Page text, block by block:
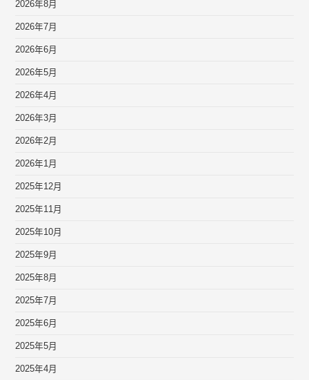
2026年8月
2026年7月
2026年6月
2026年5月
2026年4月
2026年3月
2026年2月
2026年1月
2025年12月
2025年11月
2025年10月
2025年9月
2025年8月
2025年7月
2025年6月
2025年5月
2025年4月